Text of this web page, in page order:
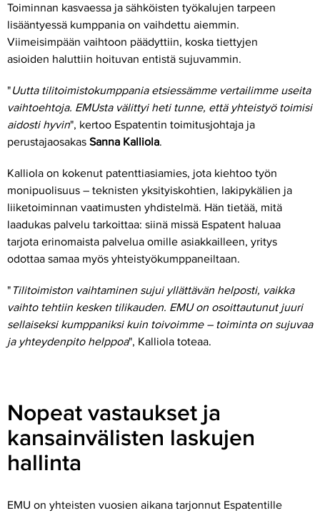
Toiminnan kasvaessa ja sähköisten työkalujen tarpeen
lisääntyessä kumppania on vaihdettu aiemmin.
Viimeisimpään vaihtoon päädyttiin, koska tiettyjen
asioiden haluttiin hoituvan entistä sujuvammin.
"Uutta tilitoimistokumppania etsiessämme vertailimme useita
vaihtoehtoja. EMUsta välittyi heti tunne, että yhteistyö toimisi
aidosti hyvin", kertoo Espatentin toimitusjohtaja ja
perustajaosakas Sanna Kalliola.
Kalliola on kokenut patenttiasiamies, jota kiehtoo työn
monipuolisuus – teknisten yksityiskohtien, lakipykälien ja
liiketoiminnan vaatimusten yhdistelmä. Hän tietää, mitä
laadukas palvelu tarkoittaa: siinä missä Espatent haluaa
tarjota erinomaista palvelua omille asiakkailleen, yritys
odottaa samaa myös yhteistyökumppaneiltaan.
" Tilitoimiston vaihtaminen sujui yllättävän helposti, vaikka
vaihto tehtiin kesken tilikauden. EMU on osoittautunut juuri
sellaiseksi kumppaniksi kuin toivoimme – toiminta on sujuvaa
ja yhteydenpito helppoa", Kalliola toteaa.
EMU on yhteisten vuosien aikana tarjonnut Espatentille
Nopeat vastaukset ja
kansainvälisten laskujen
hallinta